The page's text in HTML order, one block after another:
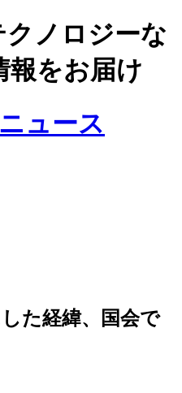
ノロジーな
報をお届け
た経緯、国会で